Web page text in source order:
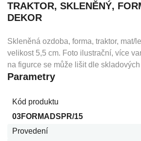
TRAKTOR, SKLENĚNÝ,
DEKOR
Skleněná ozdoba, forma, traktor, mat/
velikost 5,5 cm. Foto ilustrační, více
na figurce se může lišit dle
Parametry
Kód produktu
03FORMADSPR/15
Provedení